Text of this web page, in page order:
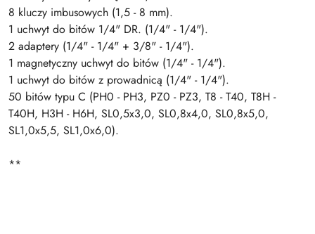
8 kluczy imbusowych (1,5 - 8 mm).
1 uchwyt do bitów 1/4" DR. (1/4" - 1/4").
2 adaptery (1/4" - 1/4" + 3/8" - 1/4").
1 magnetyczny uchwyt do bitów (1/4" - 1/4").
1 uchwyt do bitów z prowadnicą (1/4" - 1/4").
50 bitów typu C (PH0 - PH3, PZ0 - PZ3, T8 - T40, T8H -
T40H, H3H - H6H, SL0,5x3,0, SL0,8x4,0, SL0,8x5,0,
SL1,0x5,5, SL1,0x6,0).
**